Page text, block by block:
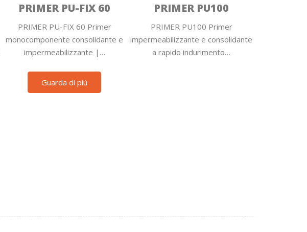
PRIMER PU-FIX 60
PRIMER PU-FIX 60 Primer
monocomponente consolidante e
impermeabilizzante |…
PRIMER PU100
PRIMER PU100 Primer
impermeabilizzante e consolidante
a rapido indurimento…
Guarda di più